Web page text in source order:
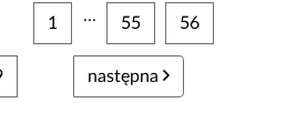
1 ... 55 56
następna